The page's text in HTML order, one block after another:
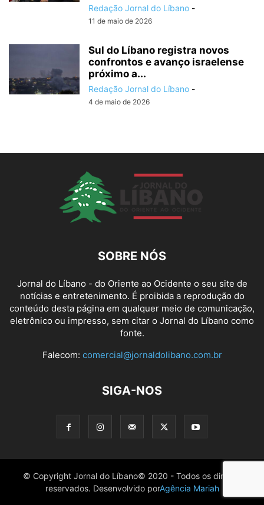
Redação Jornal do Líbano -
11 de maio de 2026
Sul do Líbano registra novos
confrontos e avanço israelense
próximo a...
Redação Jornal do Líbano -
4 de maio de 2026
SOBRE NÓS
Jornal do Líbano - do Oriente ao Ocidente o seu site de
notícias e entretenimento. É proibida a reprodução do
conteúdo desta página em qualquer meio de comunicação,
eletrônico ou impresso, sem citar o Jornal do Líbano como
fonte.
Falecom: comercial@jornaldolibano.com.br
SIGA-NOS
© Copyright Jornal do Líbano© 2020 - Todos os direitos
reservados. Desenvolvido porAgência Mariah